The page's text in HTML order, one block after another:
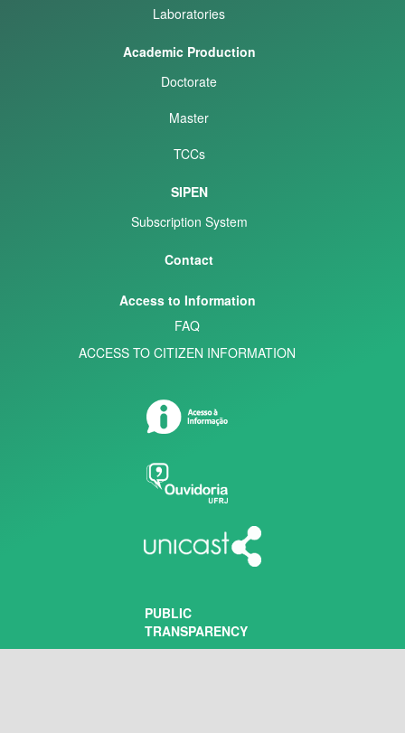
Laboratories
Academic Production
Doctorate
Master
TCCs
SIPEN
Subscription System
Contact
Access to Information
FAQ
ACCESS TO CITIZEN INFORMATION
PUBLIC
TRANSPARENCY